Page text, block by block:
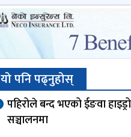
यो पनि पढ्नुहोस्
पहिरोले बन्द भएको ईङवा
सञ्चालनमा